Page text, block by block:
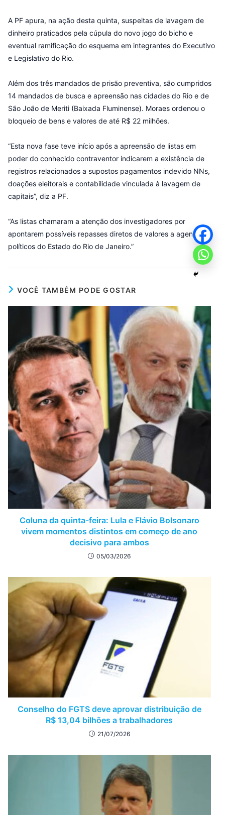
A PF apura, na ação desta quinta, suspeitas de lavagem de
dinheiro praticados pela cúpula do novo jogo do bicho e
eventual ramificação do esquema em integrantes do Executivo
e Legislativo do Rio.
Além dos três mandados de prisão preventiva, são cumpridos
14 mandados de busca e apreensão nas cidades do Rio e de
São João de Meriti (Baixada Fluminense). Moraes ordenou o
bloqueio de bens e valores de até R$ 22 milhões.
“Esta nova fase teve início após a apreensão de listas em
poder do conhecido contraventor indicarem a existência de
registros relacionados a supostos pagamentos indevido NNs,
doações eleitorais e contabilidade vinculada à lavagem de
capitais”, diz a PF.
“As listas chamaram a atenção dos investigadores por
apontarem possíveis repasses diretos de valores a agentes
políticos do Estado do Rio de Janeiro.”
VOCÊ TAMBÉM PODE GOSTAR
Coluna da quinta-feira: Lula e Flávio Bolsonaro
vivem momentos distintos em começo de ano
decisivo para ambos
05/03/2026
Conselho do FGTS deve aprovar distribuição de
R$ 13,04 bilhões a trabalhadores
21/07/2026